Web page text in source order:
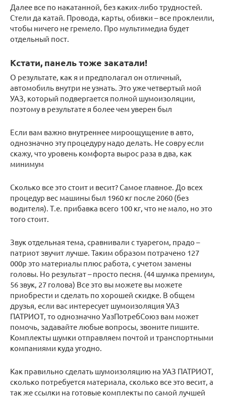
Далее все по накатанной, без каких-либо трудностей.
Стели да катай. Провода, карты, обивки – все проклеили,
чтобы ничего не гремело. Про мультимедиа будет
отдельный пост.
Кстати, панель тоже закатали!
О результате, как я и предполагал он отличный,
автомобиль внутри не узнать. Это уже четвертый мой
УАЗ, который подвергается полной шумоизоляции,
поэтому в результате я более чем уверен был
Если вам важно внутреннее мироощущение в авто,
однозначно эту процедуру надо делать. Не совру если
скажу, что уровень комфорта вырос раза в два, как
минимум
Сколько все это стоит и весит? Самое главное. До всех
процедур вес машины был 1960 кг после 2060 (без
водителя). Т.е. прибавка всего 100 кг, что не мало, но это
того стоит.
Звук отдельная тема, сравнивали с туарегом, прадо –
патриот звучит лучше. Таким образом потрачено 127
000р это материалы плюс работа, с учетом замены
головы. Но результат – просто песня. (44 шумка премиум,
56 звук, 27 голова) Все это вы можете вы можете
приобрести и сделать по хорошей скидке. В общем
друзья, если вас интересует шумоизоляция УАЗ
ПАТРИОТ, то однозначно УазПотребСоюз вам может
помочь, задавайте любые вопросы, звоните пишите.
Комплекты шумки отправляем почтой и транспортными
компаниями куда угодно.
Как правильно сделать шумоизоляцию на УАЗ ПАТРИОТ,
сколько потребуется материала, сколько все это весит, а
так же ссылки на готовые комплекты по самой лучшей